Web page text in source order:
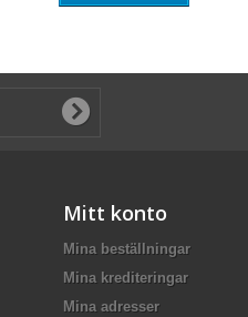
Mitt konto
Mina beställningar
Mina krediteringar
Mina adresser